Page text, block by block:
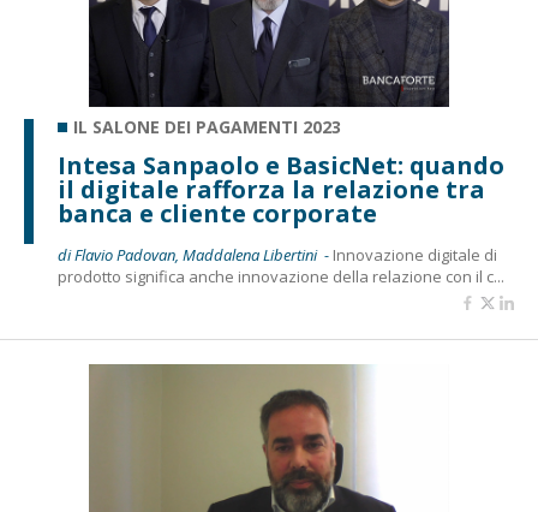
IL SALONE DEI PAGAMENTI 2023
Intesa Sanpaolo e BasicNet: quando
il digitale rafforza la relazione tra
banca e cliente corporate
di Flavio Padovan, Maddalena Libertini - Innovazione digitale di
prodotto significa anche innovazione della relazione con il c...